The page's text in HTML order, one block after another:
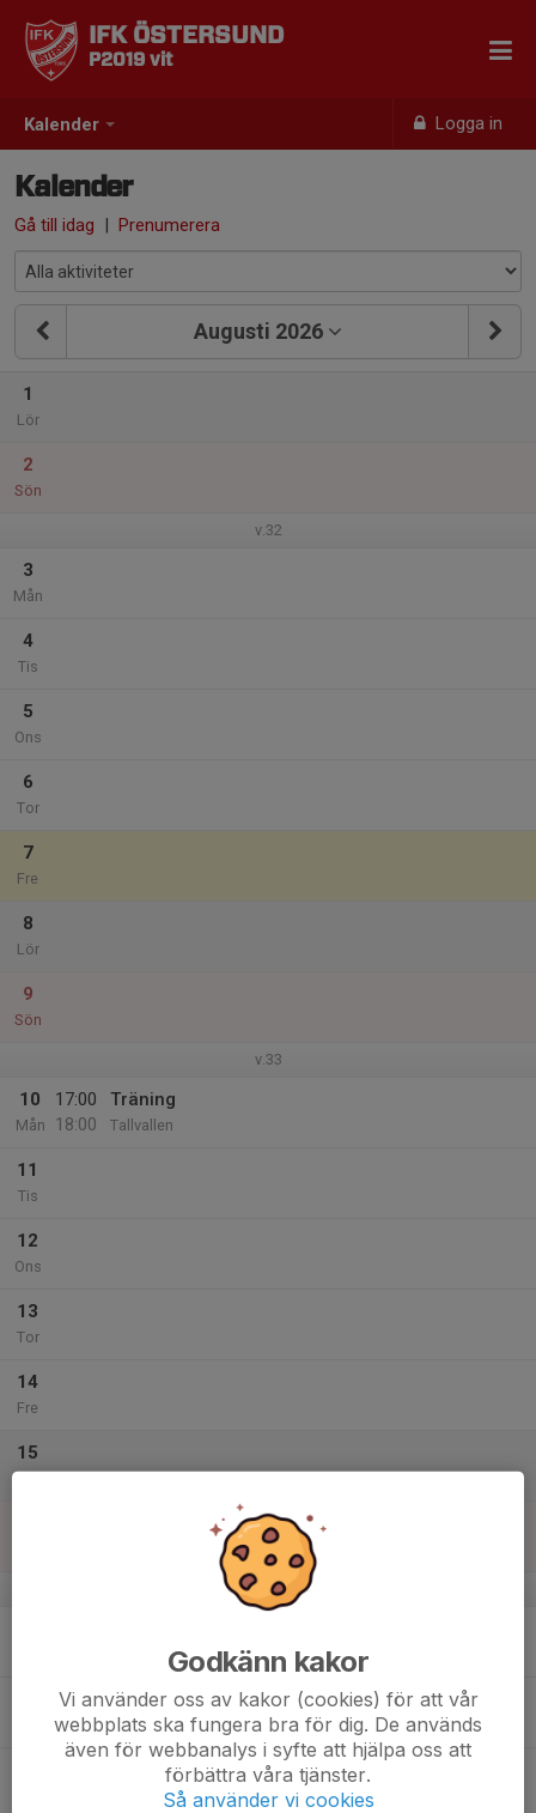
Kalender Logga in
IFK ÖSTERSUND
P2019 vit
Kalender
Gå till idag | Prenumerera
Augusti 2026
1
Lör
2
Sön
v.32
3
Mån
4
Tis
5
Ons
6
Tor
7
Fre
8
Lör
9
Sön
v.33
10
Mån
17:00
18:00
Träning
Tallvallen
11
Tis
12
Ons
13
Tor
14
Fre
15
v.34
TallvallenGodkänn kakor
Vi använder oss av kakor (cookies) för att vår
webbplats ska fungera bra för dig. De används
även för webbanalys i syfte att hjälpa oss att
förbättra våra tjänster.
Så använder vi cookies